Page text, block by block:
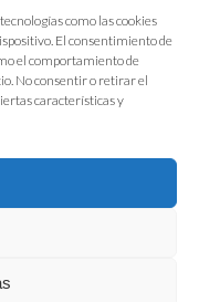
como las cookies
El consentimiento de
el comportamiento de
No consentir o retirar el
características y
la Alimentación y Bebidas